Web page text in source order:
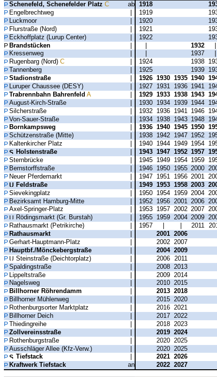
Schenefeld, Schenefelder Platz C ab 1918
Engelbrechtweg
1919
Luckmoor
1920
Flurstraße (Nord)
1921
Eckhoffplatz (Lurup Center)
| 1922
Brandstücken
| | 1932
Kressenweg
1937
Rugenbarg (Nord)C 1924 1938
Tannenberg
1925 1939
Stadionstraße
1926 1930 1935 1940
Luruper Chaussee (DESY)
1927 1931 1936 1941
Trabrennbahn Bahrenfeld A 1929 1933 1938 1943
August-Kirch-Straße
1930 1934 1939 1944
Silcherstraße
| 1932 1936 1941 1946
Von-Sauer-Straße
| 1934 1938 1943 1948
Bornkampsweg
1936 1940 1945 1950
Schützenstraße (Mitte)
1938 1942 1947 1952
Kaltenkircher Platz
1940 1944 1949 1954
Holstenstraße
1943 1947 1952 1957
Sternbrücke
1945 1949 1954 1959
Bernstorffstraße
1946 1950 1955 2000
Neuer Pferdemarkt
1947 1951 1956 2001
Feldstraße
| 1949 1953 1958 2003
Sievekingplatz
| 1950 1954 1959 2004
Bezirksamt Hamburg-Mitte
| 1952 1956 2001 2006
Axel-Springer-Platz
1953 1957 2002 2007
Rödingsmarkt (Gr. Burstah)
1955 1959 2004 2009
Rathausmarkt (Petrikirche)
1957 2011
Rathausmarkt
2001 2006
Gerhart-Hauptmann-Platz
2002
2007
Hauptbf./Mönckebergstraße
2004 2009
Steinstraße (Deichtorplatz)
| 2006
2011
Spaldingstraße
| 2008
2013
Lippeltstraße
| 2009
2014
Nagelsweg
2010 2015
Billhorner Röhrendamm
2013 2018
Billhorner Mühlenweg
2015 2020
Rothenburgsorter Marktplatz
2016 2021
Billhorner Deich
2017
2022
Thiedingreihe
2018
2023
Zollvereinsstraße
2019 2024
Rothenburgstraße
| 2020
2025
Ausschläger Allee (Kfz-Verw.)
| 2020
2025
Tiefstack
2021 2026
Kraftwerk Tiefstack
an 2022 2027